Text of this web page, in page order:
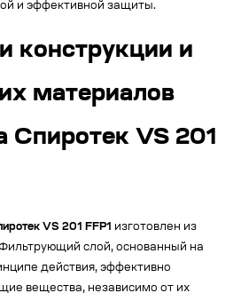
и эффективной защиты.
конструкции и
материалов
Спиротек VS 201
VS 201 FFP1 изготовлен из
слой, основанный на
действия, эффективно
вещества, независимо от их